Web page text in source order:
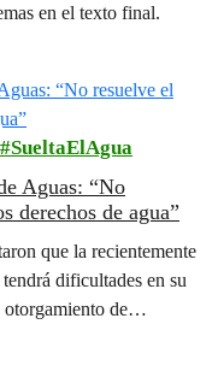
en el texto final.
SueltaElAgua
Aguas: “No
derechos de agua”
que la recientemente
dificultades en su
de